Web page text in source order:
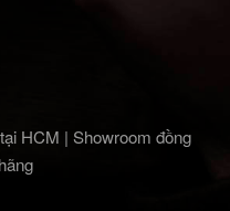
HCM | Showroom đồng